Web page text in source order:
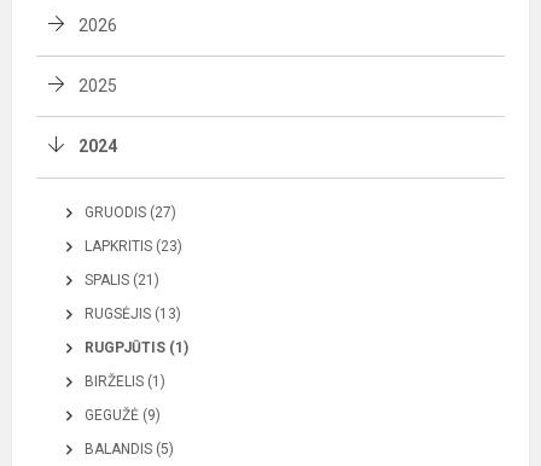
2026
2025
2024
GRUODIS (27)
LAPKRITIS (23)
SPALIS (21)
RUGSĖJIS (13)
RUGPJŪTIS (1)
BIRŽELIS (1)
GEGUŽĖ (9)
BALANDIS (5)